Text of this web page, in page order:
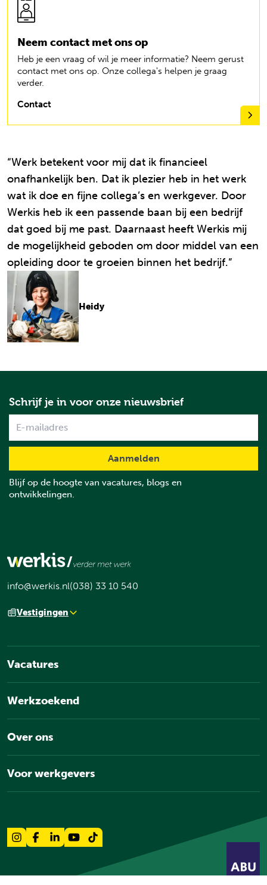
Neem contact met ons op
Heb je een vraag of wil je meer informatie? Neem gerust
contact met ons op. Onze collega's helpen je graag
verder.
Contact
Heidy
“Werk betekent voor mij dat ik financieel
onafhankelijk ben. Dat ik plezier heb in het werk
wat ik doe en fijne collega’s en werkgever. Door
Werkis heb ik een passende baan bij een bedrijf
dat goed bij me past. Daarnaast heeft Werkis mij
de mogelijkheid geboden om door middel van een
opleiding door te groeien binnen het bedrijf.”
Schrijf je in voor onze nieuwsbrief
Blijf op de hoogte van vacatures, blogs en
ontwikkelingen.
info@werkis.nl(038) 33 10 540
Vestigingen
Vacatures
Werkzoekend
Over ons
Voor werkgevers